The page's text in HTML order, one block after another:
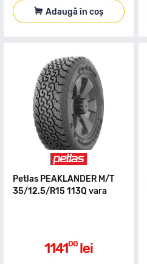
Adaugă în coș
Petlas PEAKLANDER M/T
35/12.5/R15 113Q vara
114100 lei